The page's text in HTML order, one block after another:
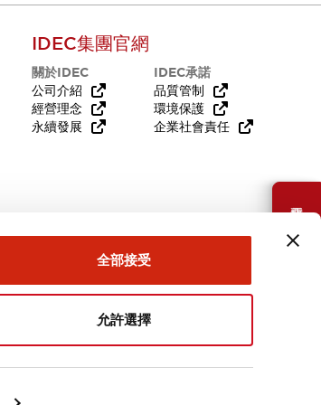
全部接受
允許選擇
需要幫助嗎？
IDEC集團官網
關於IDEC
公司介紹
經營理念
永續發展
IDEC承諾
品質管制
環境保護
企業社會責任
台灣